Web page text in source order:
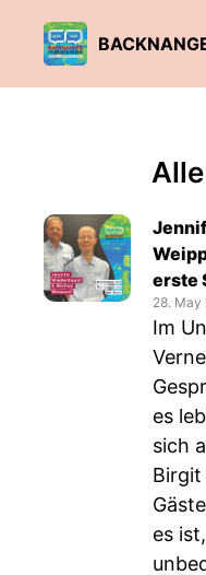
erste
28. May
Im
es
sich
Birgit
es